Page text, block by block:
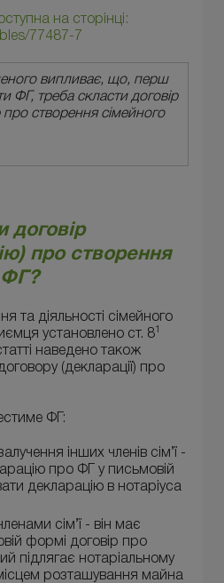
на сторінці:
77487-7
випливає, що, перш
ФГ, треба скласти договір
про створення сімейного
договір
про створення
ФГ?
та діяльності сімейного
установлено ст. 81
наведено також
(декларації) про
ФГ:
інших членів сім’ї -
про ФГ у письмовій
декларацію в нотаріуса
сім’ї - він має
формі договір про
підлягає нотаріальному
розташування майна